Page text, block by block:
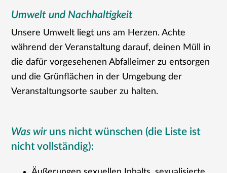
Umwelt und Nachhaltigkeit
Unsere Umwelt liegt uns am Herzen. Achte
während der Veranstaltung darauf, deinen Müll in
die dafür vorgesehenen Abfalleimer zu entsorgen
und die Grünflächen in der Umgebung der
Veranstaltungsorte sauber zu halten.
Was wir uns nicht wünschen (die Liste ist
nicht vollständig):